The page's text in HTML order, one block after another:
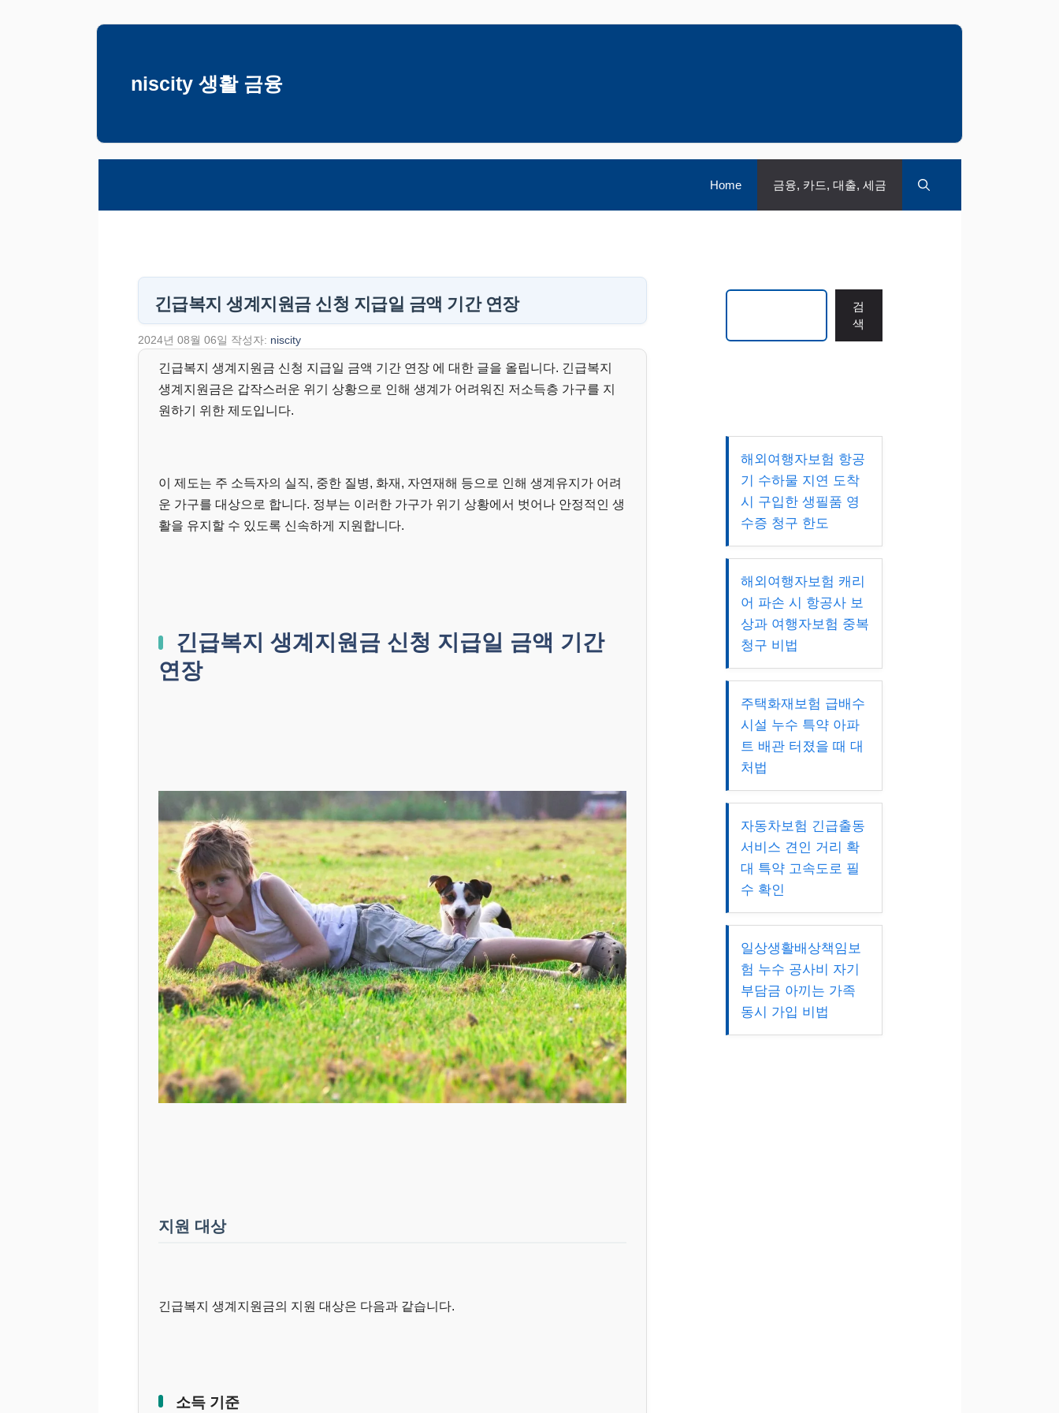
niscity 생활 금융
Home 금융, 카드, 대출, 세금
긴급복지 생계지원금 신청 지급일 금액 기간 연장
2024년 08월 06일 작성자: niscity
긴급복지 생계지원금 신청 지급일 금액 기간 연장 에 대한 글을 올립니다. 긴급복지
생계지원금은 갑작스러운 위기 상황으로 인해 생계가 어려워진 저소득층 가구를 지
원하기 위한 제도입니다.
이 제도는 주 소득자의 실직, 중한 질병, 화재, 자연재해 등으로 인해 생계유지가 어려
운 가구를 대상으로 합니다. 정부는 이러한 가구가 위기 상황에서 벗어나 안정적인 생
활을 유지할 수 있도록 신속하게 지원합니다.
긴급복지 생계지원금 신청 지급일 금액 기간
연장
지원 대상
긴급복지 생계지원금의 지원 대상은 다음과 같습니다.
소득 기준
검
색
해외여행자보험 항공
기 수하물 지연 도착
시 구입한 생필품 영
수증 청구 한도
해외여행자보험 캐리
어 파손 시 항공사 보
상과 여행자보험 중복
청구 비법
주택화재보험 급배수
시설 누수 특약 아파
트 배관 터졌을 때 대
처법
자동차보험 긴급출동
서비스 견인 거리 확
대 특약 고속도로 필
수 확인
일상생활배상책임보
험 누수 공사비 자기
부담금 아끼는 가족
동시 가입 비법